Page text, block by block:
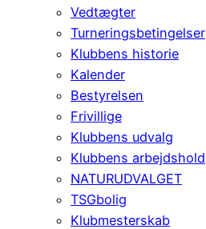
Vedtægter
Turneringsbetingelser
Klubbens historie
Kalender
Bestyrelsen
Frivillige
Klubbens udvalg
Klubbens arbejdshold
NATURUDVALGET
TSGbolig
Klubmesterskab